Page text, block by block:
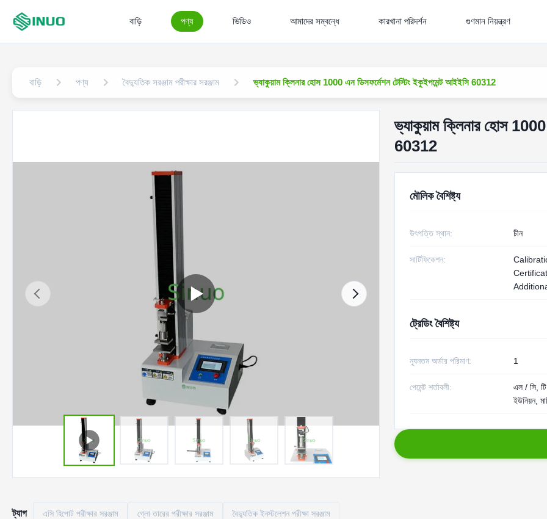
বাড়ি পণ্য ভিডিও আমাদের সম্বন্ধে কারখানা পরিদর্শন গুণমান নিয়ন্ত্রণ
বাড়ি পণ্য বৈদ্যুতিক সরঞ্জাম পরীক্ষার সরঞ্জাম ভ্যাকুয়াম ক্লিনার হোস 1000 এন ডিসফর্মেশন টেস্টিং ইকুইপমেন্ট আইইসি 60312
ভ্যাকুয়াম ক্লিনার হোস
60312
মৌলিক বৈশিষ্ট্য
উৎপত্তি স্থান: চীন
সার্টিফিকেশন:
ট্রেডিং বৈশিষ্ট্য
ন্যূনতম অর্ডার পরিমাণ: 1
পেমেন্ট শর্তাবলী:
এল / সি, টি
ইউনিয়ন,
ট্যাগ এসি হিপোট পরীক্ষার সরঞ্জাম গ্লো তারের পরীক্ষার সরঞ্জাম বৈদ্যুতিক ইনস্টলেশন পরীক্ষা সরঞ্জাম